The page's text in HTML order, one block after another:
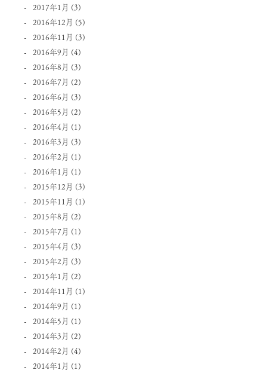
2017年1月 (3)
2016年12月 (5)
2016年11月 (3)
2016年9月 (4)
2016年8月 (3)
2016年7月 (2)
2016年6月 (3)
2016年5月 (2)
2016年4月 (1)
2016年3月 (3)
2016年2月 (1)
2016年1月 (1)
2015年12月 (3)
2015年11月 (1)
2015年8月 (2)
2015年7月 (1)
2015年4月 (3)
2015年2月 (3)
2015年1月 (2)
2014年11月 (1)
2014年9月 (1)
2014年5月 (1)
2014年3月 (2)
2014年2月 (4)
2014年1月 (1)